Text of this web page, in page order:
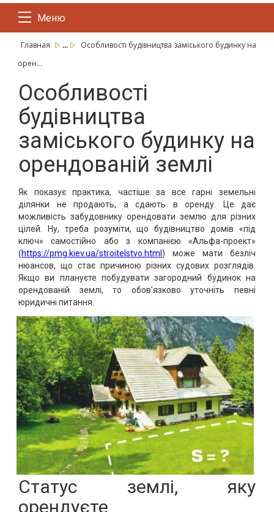
Меню
Главная ...
Особливості будівництва заміського будинку на
орен...
Особливості
будівництва
заміського будинку на
орендованій землі
Як показує практика, частіше за все гарні земельні
ділянки не продають, а сдають в оренду. Це дає
можливість забудовнику орендовати землю для різних
цілей. Ну, треба розуміти, що будівництво домів «під
ключ» самостійно або з компанією «Альфа-проект»
(https://pmg.kiev.ua/stroitelstvo.html ) може мати безліч
нюансов, що стає причиною різних судових розглядів.
Якщо ви плануєте побудувати загородний будинок на
орендованій землі, то обов'язково уточніть певні
юридичні питання.
Статус землі, яку
орендуєте